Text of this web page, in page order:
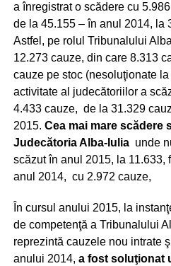
a înregistrat o scădere cu
de la 45.155 – în anul 2014, la
Astfel, pe rolul Tribunalului
12.273 cauze, din care 8.313
cauze pe stoc (nesoluţionate
activitate al judecătoriilor a
4.433 cauze, de la 31.329
2015. Cea mai mare scădere
Judecătoria Alba-Iulia unde
scăzut în anul 2015, la 11.633,
anul 2014, cu 2.972 cauze,
În cursul anului 2015, la
de competenţă a Tribunalului
reprezintă cauzele nou intrate
anului 2014, a fost soluţionat